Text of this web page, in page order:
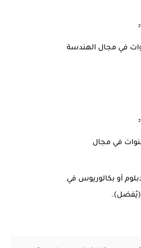
5 و 10 سنوات في مجال الهندسة
لا تقل عن 3 سنوات في مجال
أو بكالوريوس في
(يُفضل).